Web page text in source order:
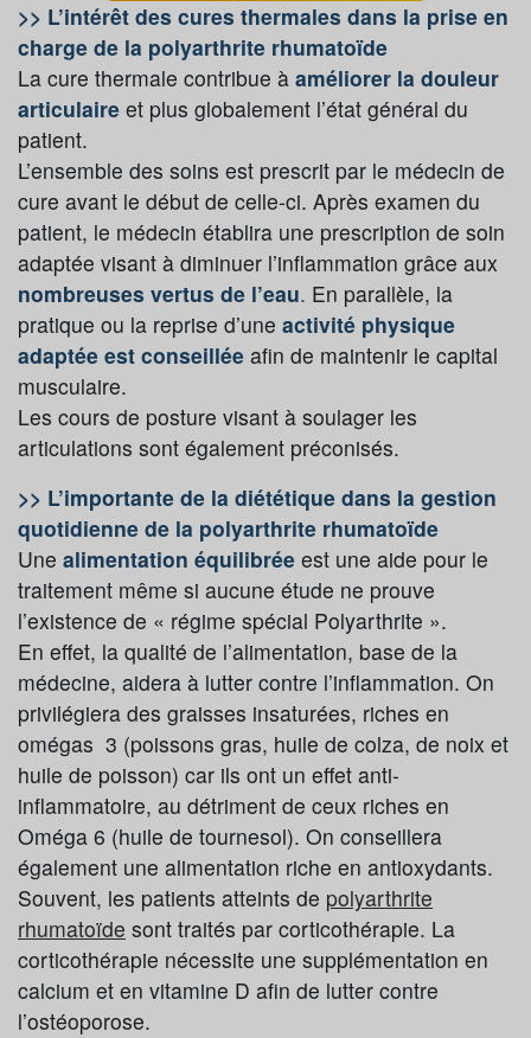
>> L’intérêt des cures thermales dans la prise en
charge de la polyarthrite rhumatoïde
La cure thermale contribue à améliorer la douleur
articulaire et plus globalement l’état général du
patient.
L’ensemble des soins est prescrit par le médecin de
cure avant le début de celle-ci. Après examen du
patient, le médecin établira une prescription de soin
adaptée visant à diminuer l’inflammation grâce aux
nombreuses vertus de l’eau. En parallèle, la
pratique ou la reprise d’une activité physique
adaptée est conseillée afin de maintenir le capital
musculaire.
Les cours de posture visant à soulager les
articulations sont également préconisés.
>> L’importante de la diététique dans la gestion
quotidienne de la polyarthrite rhumatoïde
Une alimentation équilibrée est une aide pour le
traitement même si aucune étude ne prouve
l’existence de « régime spécial Polyarthrite ».
En effet, la qualité de l’alimentation, base de la
médecine, aidera à lutter contre l’inflammation. On
privilégiera des graisses insaturées, riches en
omégas 3 (poissons gras, huile de colza, de noix et
huile de poisson) car ils ont un effet anti-
inflammatoire, au détriment de ceux riches en
Oméga 6 (huile de tournesol). On conseillera
également une alimentation riche en antioxydants.
Souvent, les patients atteints de polyarthrite
rhumatoïde sont traités par corticothérapie. La
corticothérapie nécessite une supplémentation en
calcium et en vitamine D afin de lutter contre
l’ostéoporose.